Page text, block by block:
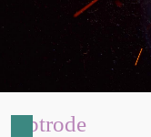
Optrode